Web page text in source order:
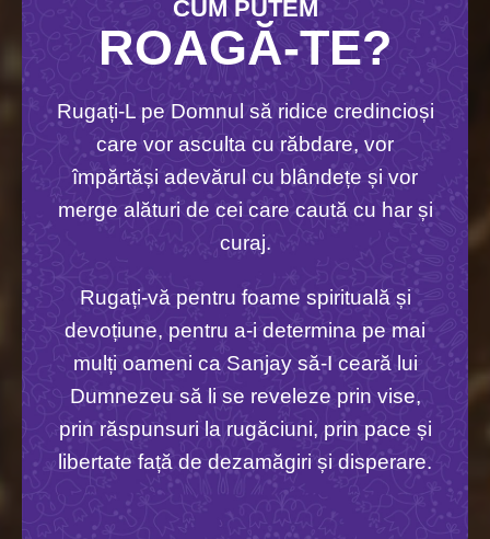
CUM PUTEM
ROAGĂ-TE?
Rugați-L pe Domnul să ridice credincioși
care vor asculta cu răbdare, vor
împărtăși adevărul cu blândețe și vor
merge alături de cei care caută cu har și
curaj.
Rugați-vă pentru foame spirituală și
devoțiune, pentru a-i determina pe mai
mulți oameni ca Sanjay să-I ceară lui
Dumnezeu să li se reveleze prin vise,
prin răspunsuri la rugăciuni, prin pace și
libertate față de dezamăgiri și disperare.